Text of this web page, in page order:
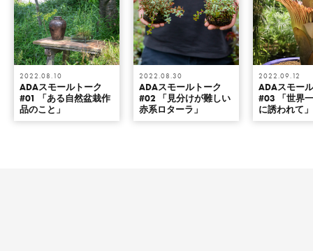
2022.08.10
ADAスモールトーク
#01 「ある自然盆栽作
品のこと」
2022.08.30
ADAスモールトーク
#02 「見分けが難しい
赤系ロターラ」
2022.09.12
ADAスモー
#03 「世界
に誘われて」